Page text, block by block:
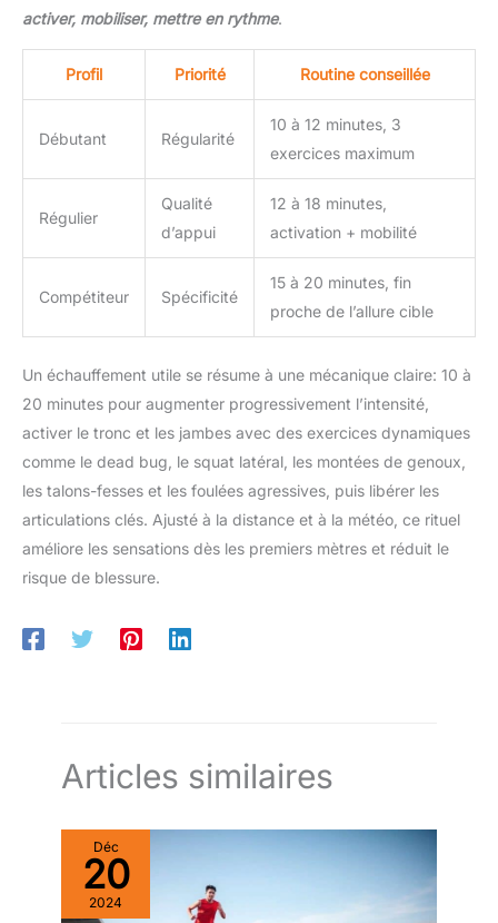
activer, mobiliser, mettre en rythme.
Profil Priorité Routine conseillée
Débutant Régularité
10 à 12 minutes, 3
exercices maximum
Régulier
Qualité
d’appui
12 à 18 minutes,
activation + mobilité
Compétiteur Spécificité
15 à 20 minutes, fin
proche de l’allure cible
Un échauffement utile se résume à une mécanique claire: 10 à
20 minutes pour augmenter progressivement l’intensité,
activer le tronc et les jambes avec des exercices dynamiques
comme le dead bug, le squat latéral, les montées de genoux,
les talons-fesses et les foulées agressives, puis libérer les
articulations clés. Ajusté à la distance et à la météo, ce rituel
améliore les sensations dès les premiers mètres et réduit le
risque de blessure.
Articles similaires
Déc
20
2024